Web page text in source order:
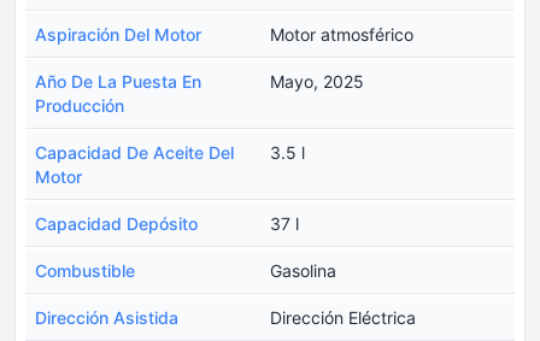
Aspiración Del Motor Motor atmosférico
Año De La Puesta En
Producción
Mayo, 2025
Capacidad De Aceite Del
Motor
3.5 l
Capacidad Depósito 37 l
Combustible Gasolina
Dirección Asistida Dirección Eléctrica